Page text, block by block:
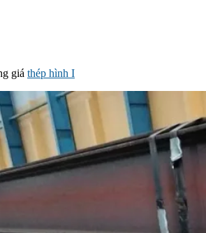
giá thép hình I